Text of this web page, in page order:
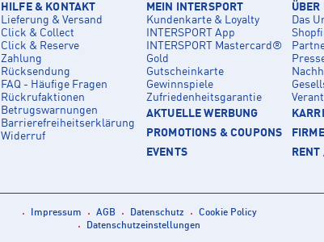
HILFE & KONTAKT
Lieferung & Versand
Click & Collect
Click & Reserve
Zahlung
Rücksendung
FAQ - Häufige Fragen
Rückrufaktionen
Betrugswarnungen
Barrierefreiheitserklärung
Widerruf
MEIN INTERSPORT
Kundenkarte & Loyalty
INTERSPORT App
INTERSPORT Mastercard®
Gold
Gutscheinkarte
Gewinnspiele
Zufriedenheitsgarantie
AKTUELLE WERBUNG
PROMOTIONS & COUPONS
EVENTS
ÜBER
Das
RENT
Impressum AGB Datenschutz
Cookie Policy
Datenschutzeinstellungen